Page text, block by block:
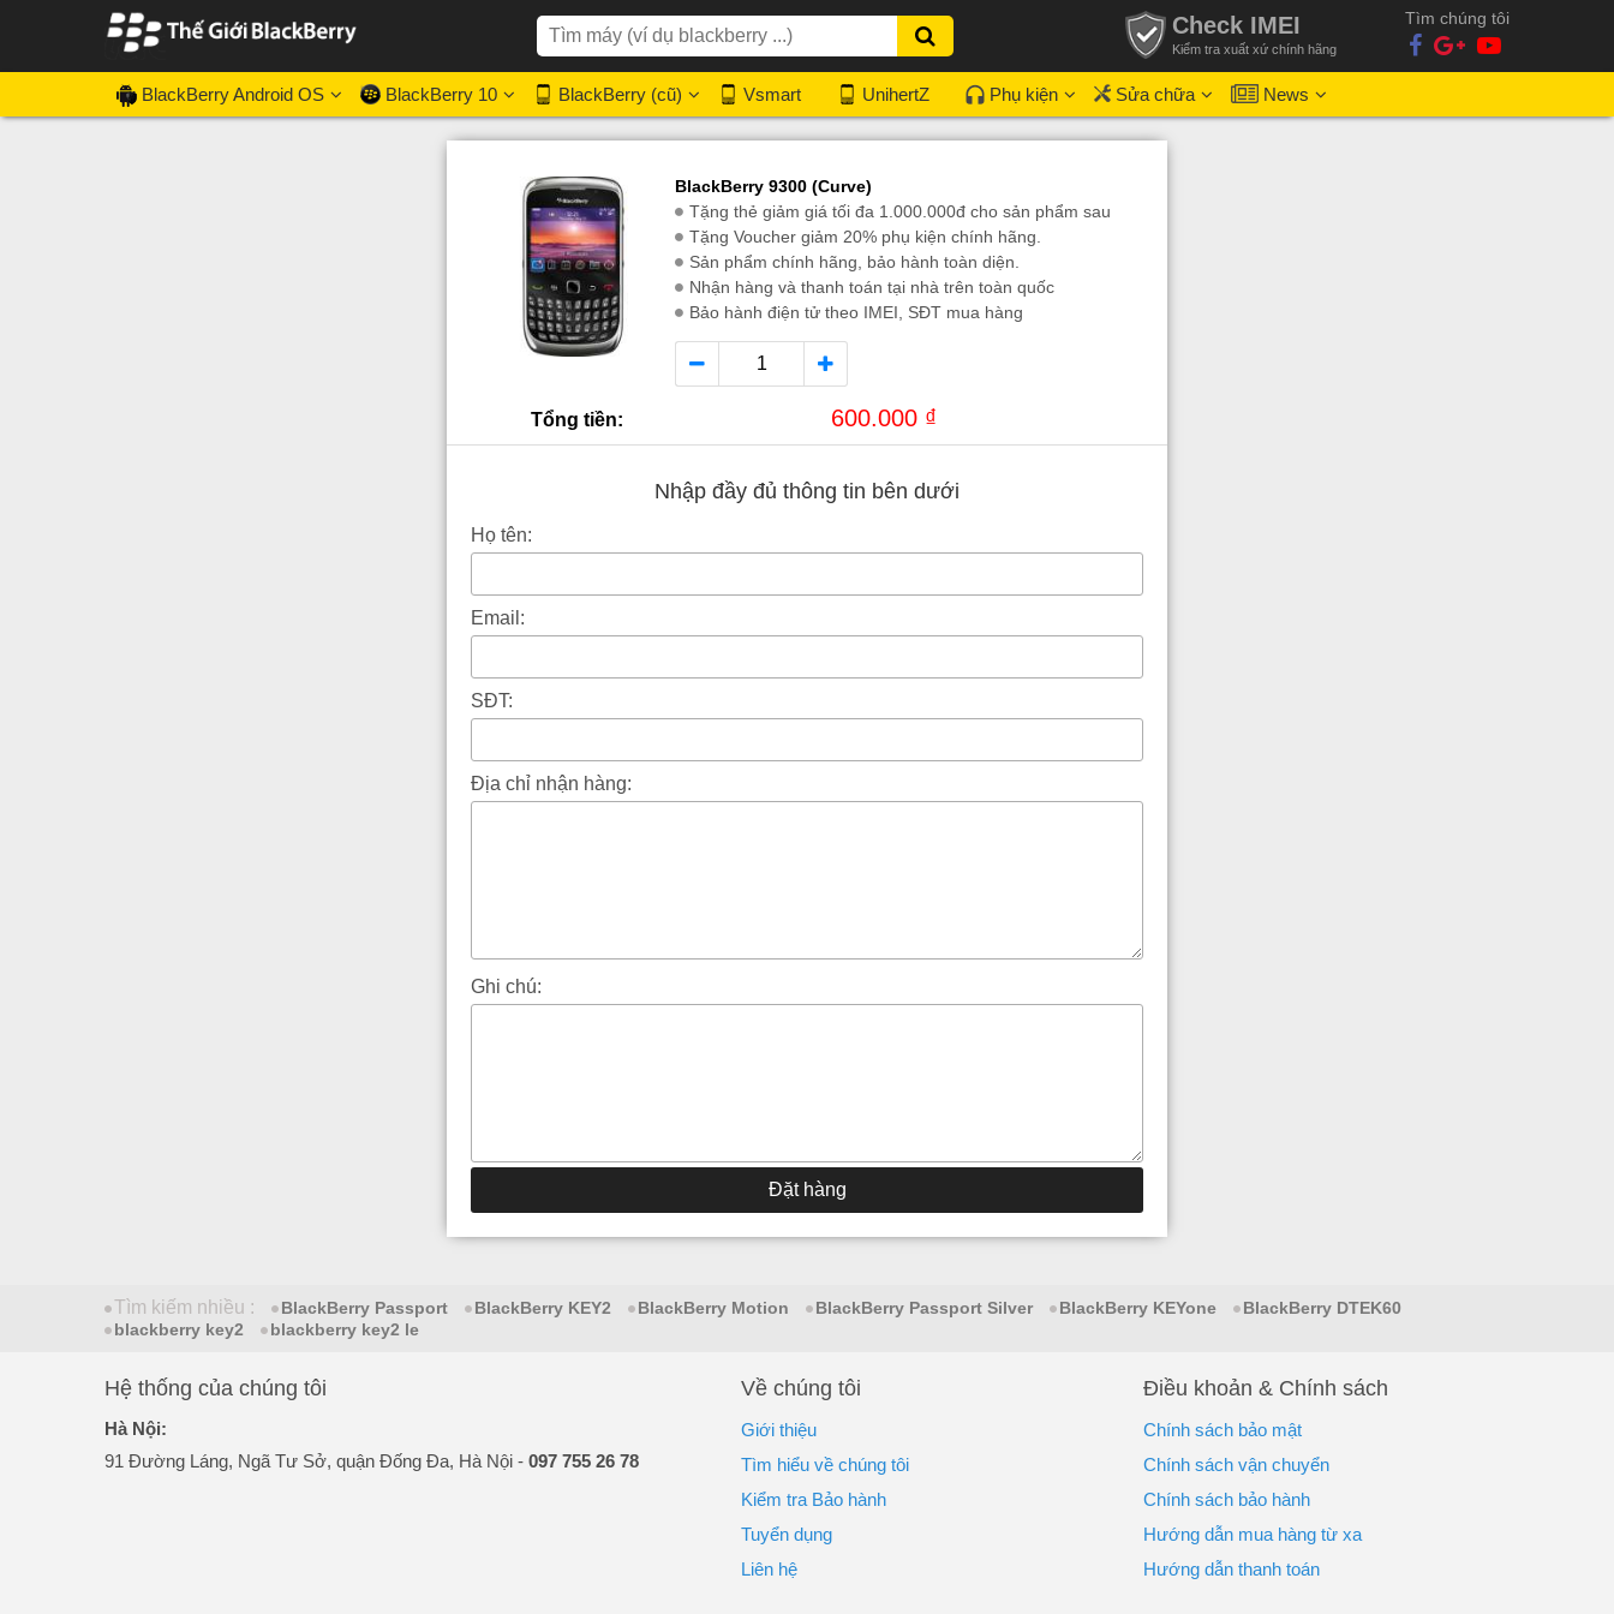
Check IMEI
Kiểm tra xuất xứ chính hãng
Tìm chúng tôi
BlackBerry Android OS BlackBerry 10 BlackBerry (cũ) Vsmart UnihertZ Phụ kiện Sửa chữa News
BlackBerry 9300 (Curve)
Tặng thẻ giảm giá tối đa 1.000.000đ cho sản phẩm sau
Tặng Voucher giảm 20% phụ kiện chính hãng.
Sản phẩm chính hãng, bảo hành toàn diện.
Nhận hàng và thanh toán tại nhà trên toàn quốc
Bảo hành điện tử theo IMEI, SĐT mua hàng
Tổng tiền: 600.000 ₫
Nhập đầy đủ thông tin bên dưới
Họ tên:
Email:
SĐT:
Địa chỉ nhận hàng:
Ghi chú:
Đặt hàng
Tìm kiếm nhiều : BlackBerry Passport BlackBerry KEY2 BlackBerry Motion BlackBerry Passport Silver BlackBerry KEYone
BlackBerry DTEK60
blackberry key2
blackberry key2 le
Hệ thống của chúng tôi
Hà Nội:
91 Đường Láng, Ngã Tư Sở, quận Đống Đa, Hà Nội - 097 755 26 78
Về chúng tôi
Giới thiệu
Tìm hiểu về chúng tôi
Kiểm tra Bảo hành
Tuyển dụng
Liên hệ
Điều khoản & Chính sách
Chính sách bảo mật
Chính sách vận chuyển
Chính sách bảo hành
Hướng dẫn mua hàng từ xa
Hướng dẫn thanh toán